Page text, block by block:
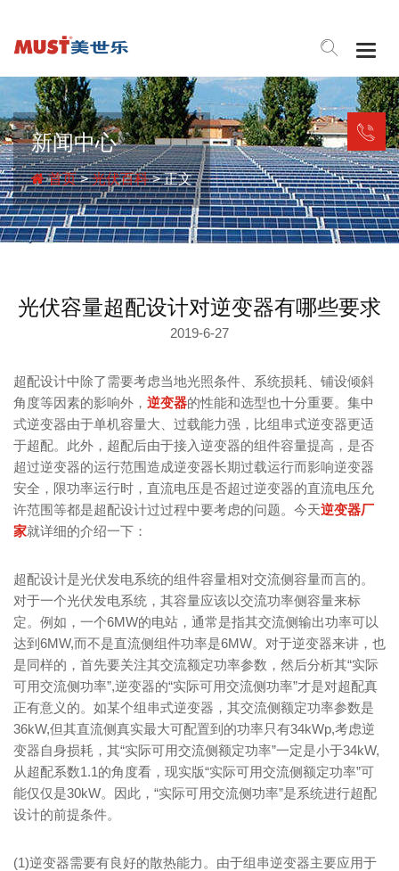
新闻中心
首页>光伏百科> 正文
光伏容量超配设计对逆变器有哪些要求
2019-6-27
超配设计中除了需要考虑当地光照条件、系统损耗、铺设倾斜
角度等因素的影响外， 逆变器的性能和选型也十分重要。集中
式逆变器由于单机容量大、过载能力强，比组串式逆变器更适
于超配。此外，超配后由于接入逆变器的组件容量提高，是否
超过逆变器的运行范围造成逆变器长期过载运行而影响逆变器
安全，限功率运行时，直流电压是否超过逆变器的直流电压允
许范围等都是超配设计过过程中要考虑的问题。今天逆变器厂
家就详细的介绍一下：
超配设计是光伏发电系统的组件容量相对交流侧容量而言的。
对于一个光伏发电系统，其容量应该以交流功率侧容量来标
定。例如，一个6MW的电站，通常是指其交流侧输出功率可以
达到6MW,而不是直流侧组件功率是6MW。对于逆变器来讲，也
是同样的，首先要关注其交流额定功率参数，然后分析其“实际
可用交流侧功率”,逆变器的“实际可用交流侧功率”才是对超配真
正有意义的。如某个组串式逆变器，其交流侧额定功率参数是
36kW,但其直流侧真实最大可配置到的功率只有34kWp,考虑逆
变器自身损耗，其“实际可用交流侧额定功率”一定是小于34kW,
从超配系数1.1的角度看，现实版“实际可用交流侧额定功率”可
能仅仅是30kW。因此，“实际可用交流侧功率”是系统进行超配
设计的前提条件。
(1)逆变器需要有良好的散热能力。由于组串逆变器主要应用于